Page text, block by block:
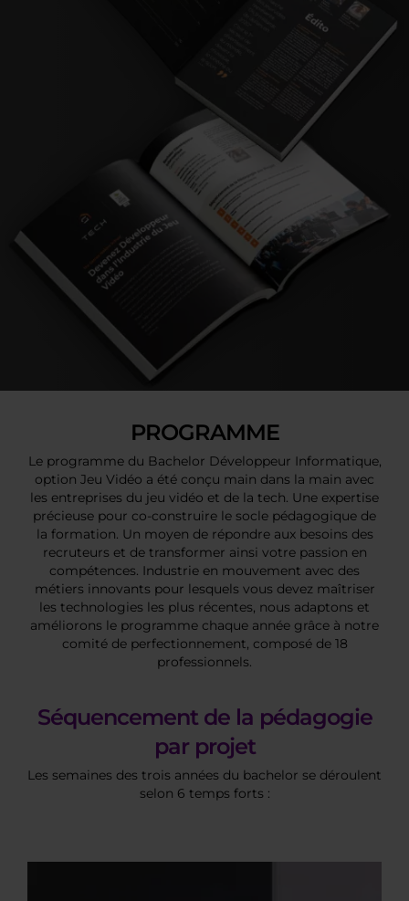
PROGRAMME
Le programme du Bachelor Développeur Informatique,
option Jeu Vidéo a été conçu main dans la main avec
les entreprises du jeu vidéo et de la tech. Une expertise
précieuse pour co-construire le socle pédagogique de
la formation. Un moyen de répondre aux besoins des
recruteurs et de transformer ainsi votre passion en
compétences. Industrie en mouvement avec des
métiers innovants pour lesquels vous devez maîtriser
les technologies les plus récentes, nous adaptons et
améliorons le programme chaque année grâce à notre
comité de perfectionnement, composé de 18
professionnels.
Séquencement de la pédagogie
par projet
Les semaines des trois années du bachelor se déroulent
selon 6 temps forts :